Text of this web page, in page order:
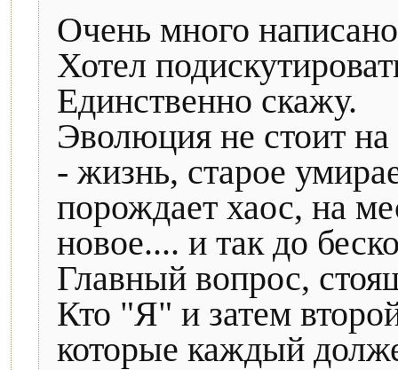
Очень много
Хотел
Единственно скажу.
Эволюция не стоит
- жизнь, старое
порождает хаос, на
новое.... и так до
Главный вопрос,
Кто "Я" и затем
которые каждый